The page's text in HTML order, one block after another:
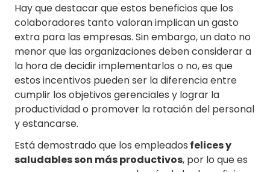
Hay que destacar que estos beneficios que los
colaboradores tanto valoran implican un gasto
extra para las empresas. Sin embargo, un dato no
menor que las organizaciones deben considerar a
la hora de decidir implementarlos o no, es que
estos incentivos pueden ser la diferencia entre
cumplir los objetivos gerenciales y lograr la
productividad o promover la rotación del personal
y estancarse.
Está demostrado que los empleados felices y
saludables son más productivos, por lo que es